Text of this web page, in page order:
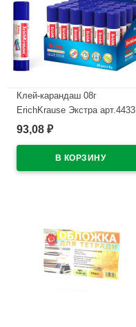
Клей-карандаш 08г
ErichKrause Экстра арт.4433
(Ст.30)
93,08 ₽